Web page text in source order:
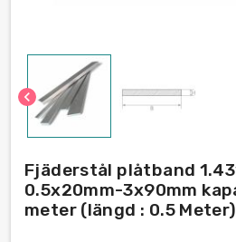
chevron_left
Fjäderstål plåtband
0.5x20mm-3x90mm
meter (längd : 0.5 Meter)